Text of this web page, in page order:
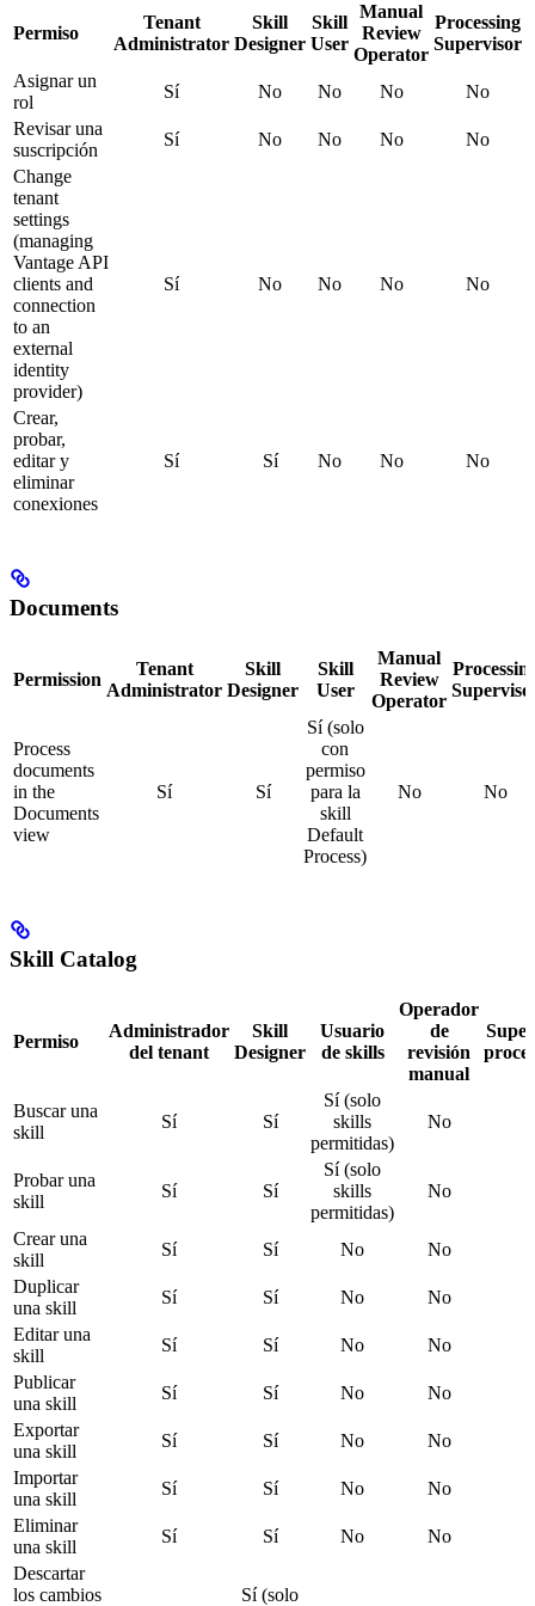
Permiso
Tenant
Administrator
Skill
Designer
Skill
User
Manual
Review
Operator
Processing
Supervisor
Asignar un
rol
Sí No No No
No
Revisar una
suscripción
Sí No No No
No
Change
tenant
settings
(managing
Vantage API
clients and
connection
to an
external
identity
provider)
Sí No No No No
Crear,
probar,
editar y
eliminar
conexiones
Sí Sí No No No
Documents
Permission
Tenant
Administrator
Skill
Designer
Skill
User
Manual
Review
Operator
Process
documents
in the
Documents
view
Sí Sí
Sí (solo
con
permiso
para la
skill
Default
Process)
No No
Skill Catalog
Permiso
Administrador
del tenant
Skill
Designer
Usuario
de skills
Operador
de
revisión
manual
Buscar una
skill
Sí Sí
Sí (solo
skills
permitidas)
No
Probar una
skill
Sí Sí
Sí (solo
skills
permitidas)
No
Crear una
skill
Sí Sí No No
Duplicar
una skill
Sí Sí No No
Editar una
skill
Sí Sí No No
Publicar
una skill
Sí Sí No No
Exportar
una skill
Sí Sí No No
Importar
una skill
Sí Sí No No
Eliminar
una skill
Sí Sí No No
Descartar
los cambios
Sí (solo